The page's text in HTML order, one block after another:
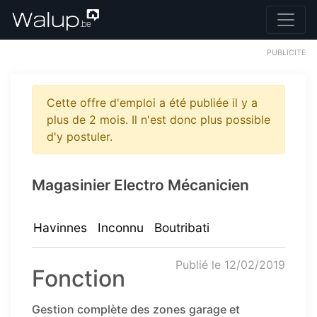
PUBLICITE
Cette offre d'emploi a été publiée il y a
plus de 2 mois. Il n'est donc plus possible
d'y postuler.
Magasinier Electro Mécanicien
Havinnes Inconnu Boutribati
Publié le 12/02/2019
Fonction
Gestion complète des zones garage et